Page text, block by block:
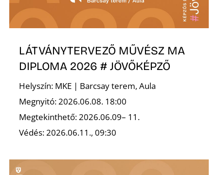
LÁTVÁNYTERVEZŐ MŰVÉSZ MA
DIPLOMA 2026 # JÖVŐKÉPZŐ
Helyszín: MKE | Barcsay terem, Aula
Megnyitó: 2026.06.08. 18:00
Megtekinthető: 2026.06.09– 11.
Védés: 2026.06.11., 09:30